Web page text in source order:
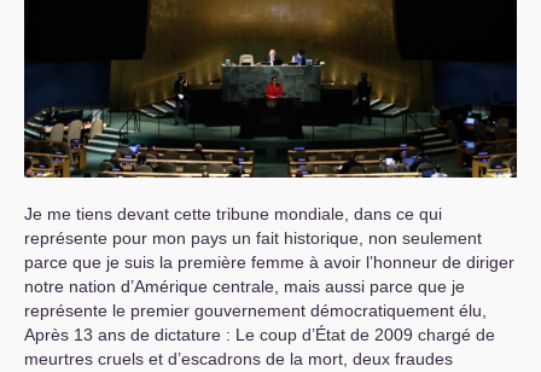
Je me tiens devant cette tribune mondiale, dans ce qui
représente pour mon pays un fait historique, non seulement
parce que je suis la première femme à avoir l’honneur de diriger
notre nation d’Amérique centrale, mais aussi parce que je
représente le premier gouvernement démocratiquement élu,
Après 13 ans de dictature : Le coup d’État de 2009 chargé de
meurtres cruels et d’escadrons de la mort, deux fraudes